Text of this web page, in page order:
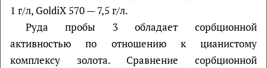
1 г/л, GoldiX 570 — 7,5 г/л.
Руда пробы 3 обладает сорбционной
активностью по отношению к цианистому
комплексу золота. Сравнение сорбционной